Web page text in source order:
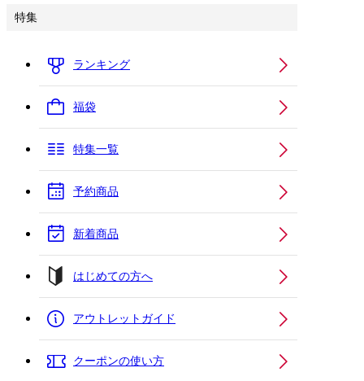
特集
ランキング
福袋
特集一覧
予約商品
新着商品
はじめての方へ
アウトレットガイド
クーポンの使い方